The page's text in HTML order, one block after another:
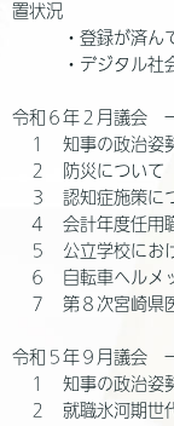
置状況
・登録が済んで
・デジタル社会
令和６年２月議会
１ 知事の政治姿
２ 防災について
３ 認知症施策に
４ 会計年度任用
５ 公立学校にお
６ 自転車ヘルメ
７ 第８次宮崎県
令和５年９月議会
１ 知事の政治姿
２ 就職氷河期世